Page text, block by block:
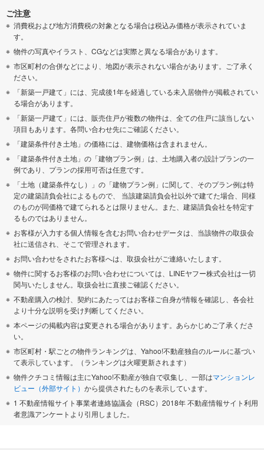
ご注意
消費税および地方消費税の対象となる場合は税込み価格が表示されていま
す。
物件の写真やイラスト、CGなどは実際と異なる場合があります。
市区町村の合併などにより、地図が表示されない場合があります。ご了承く
ださい。
「新築一戸建て」には、完成後1年を経過している未入居物件が掲載されてい
る場合があります。
「新築一戸建て」には、販売住戸が複数の物件は、全ての住戸に該当しない
項目もあります。各問い合わせ先にご確認ください。
「建築条件付き土地」の価格には、建物価格は含まれません。
「建築条件付き土地」の「建物プラン例」は、土地購入者の設計プランの一
例であり、プランの採用可否は任意です。
「土地（建築条件なし）」の「建物プラン例」に関して、そのプラン例は特
定の建築請負会社によるもので、 当該建築請負会社以外で建てた場合、同様
のものが同価格で建てられるとは限りません。また、建築請負会社を特定す
るものではありません。
お客様が入力する個人情報を含むお問い合わせデータは、当該物件の取扱会
社に送信され、そこで管理されます。
お問い合わせをされたお客様へは、取扱会社がご連絡いたします。
物件に関するお客様のお問い合わせについては、LINEヤフー株式会社は一切
関与いたしません。取扱会社に直接ご確認ください。
不動産購入の検討、契約にあたってはお客様ご自身が情報を確認し、各会社
より十分な説明を受け判断してください。
本ページの掲載内容は変更される場合があります。あらかじめご了承くださ
い。
市区町村・駅ごとの物件ランキングは、Yahoo!不動産独自のルールに基づい
て表示しています。（ランキングは火曜更新されます）
物件クチコミ情報は主にYahoo!不動産が独自で収集し、一部はマンションレ
ビュー（外部サイト） から提供されたものを表示しています。
1 不動産情報サイト事業者連絡協議会（RSC）2018年 不動産情報サイト利用
者意識アンケートより引用しました。